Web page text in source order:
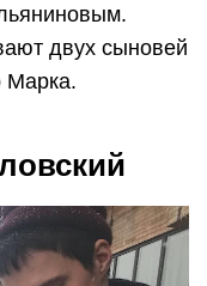
двух сыновей
Марка.